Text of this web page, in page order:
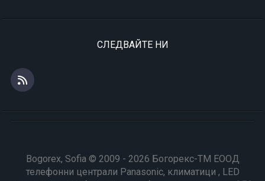
СЛЕДВАЙТЕ НИ
Bogorex, Sofia © 2009 - 2026 Богорекс-ТМ ЕООД
телефонни централи Panasonic, климатици , LED